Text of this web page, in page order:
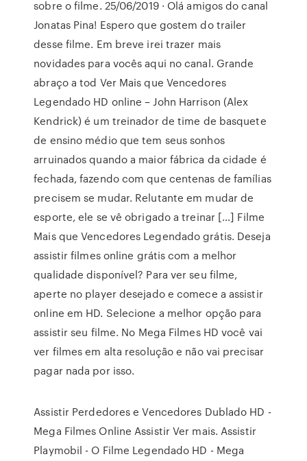
sobre o filme. 25/06/2019 · Olá amigos do canal
Jonatas Pina! Espero que gostem do trailer
desse filme. Em breve irei trazer mais
novidades para vocês aqui no canal. Grande
abraço a tod Ver Mais que Vencedores
Legendado HD online – John Harrison (Alex
Kendrick) é um treinador de time de basquete
de ensino médio que tem seus sonhos
arruinados quando a maior fábrica da cidade é
fechada, fazendo com que centenas de famílias
precisem se mudar. Relutante em mudar de
esporte, ele se vê obrigado a treinar […] Filme
Mais que Vencedores Legendado grátis. Deseja
assistir filmes online grátis com a melhor
qualidade disponível? Para ver seu filme,
aperte no player desejado e comece a assistir
online em HD. Selecione a melhor opção para
assistir seu filme. No Mega Filmes HD você vai
ver filmes em alta resolução e não vai precisar
pagar nada por isso.
Assistir Perdedores e Vencedores Dublado HD -
Mega Filmes Online Assistir Ver mais. Assistir
Playmobil - O Filme Legendado HD - Mega